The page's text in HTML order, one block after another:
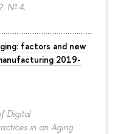
№ 4.
factors and new
2019-
Digital
in an Aging